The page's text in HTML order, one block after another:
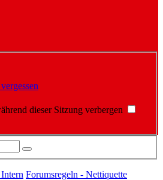
dieser Sitzung verbergen
Forumsregeln - Nettiquette